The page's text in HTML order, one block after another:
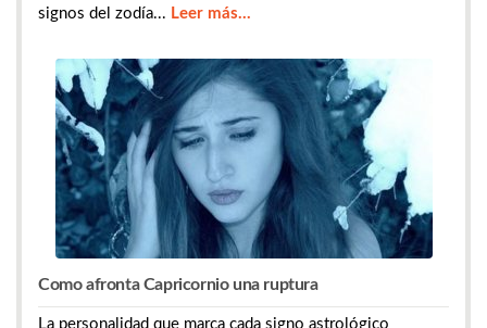
signos del zodía... Leer más...
Como afronta Capricornio una ruptura
La personalidad que marca cada signo astrológico